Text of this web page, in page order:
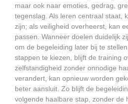
maar ook naar emoties, gedrag,
tegenslag. Als leren centraal staat,
zijn; als veiligheid overheerst, kan
passen. Wanneer doelen duidelijk
om de begeleiding later bij te
stappen te kiezen, blijft de training
zelfstandigheid zonder onnodige
verandert, kan opnieuw worden
beter aansluit. Zo blijft de
volgende haalbare stap, zonder de